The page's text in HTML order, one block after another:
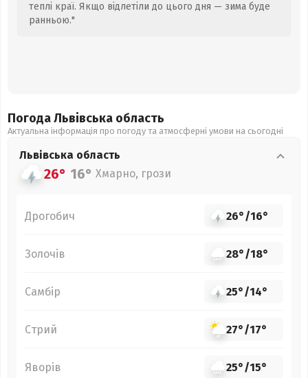
теплі краї. Якщо відлетіли до цього дня — зима буде
ранньою."
Погода Львівська область
Актуальна інформація про погоду та атмосферні умови на сьогодні
Львівська область
26° 16° Хмарно, грози
Дрогобич 26°/16°
Золочів 28°/18°
Самбір 25°/14°
Стрий 27°/17°
Яворів 25°/15°